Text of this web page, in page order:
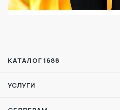
КАТАЛОГ 1688
УСЛУГИ